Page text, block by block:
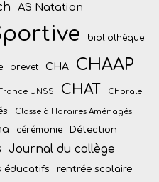
AS Natation
bibliothèque
brevet CHA CHAAP
UNSS CHAT Chorale
Classe à Horaires Aménagés
cérémonie Détection
Journal du collège
éducatifs rentrée scolaire